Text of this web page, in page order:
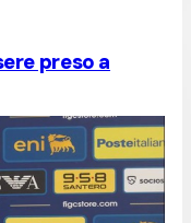
preso a